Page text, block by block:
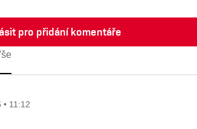
pro přidání komentáře
11:12